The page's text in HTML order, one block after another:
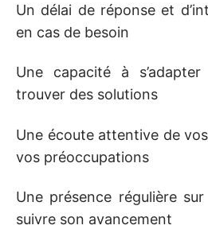
Un délai de réponse et
en cas de besoin
Une capacité à
trouver des solutions
Une écoute attentive de
vos préoccupations
Une présence régulière
suivre son avancement